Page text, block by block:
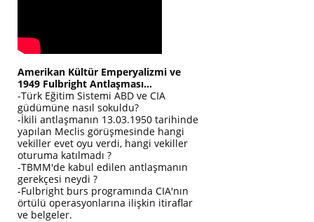
Amerikan Kültür Emperyalizmi ve
1949 Fulbright Antlaşması...
-Türk Eğitim Sistemi ABD ve CIA
güdümüne nasıl sokuldu?
-İkili antlaşmanın 13.03.1950 tarihinde
yapılan Meclis görüşmesinde hangi
vekiller evet oyu verdi, hangi vekiller
oturuma katılmadı ?
-TBMM'de kabul edilen antlaşmanın
gerekçesi neydi ?
-Fulbright burs programında CIA'nın
örtülü operasyonlarına ilişkin itiraflar
ve belgeler.